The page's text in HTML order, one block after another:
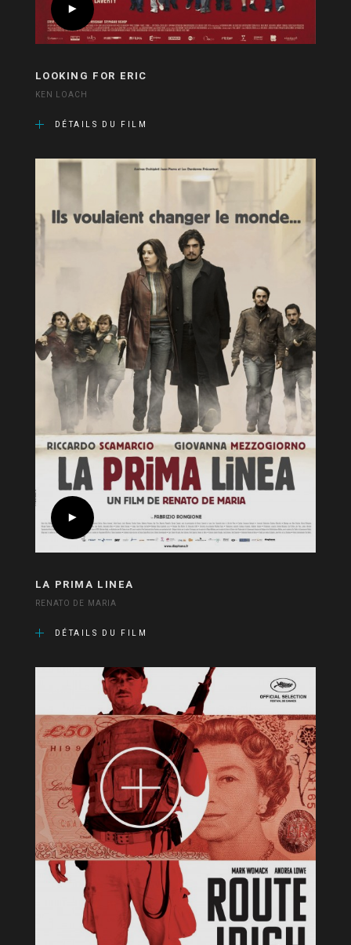
LOOKING FOR ERIC
KEN LOACH
DÉTAILS DU FILM
LA PRIMA LINEA
RENATO DE MARIA
DÉTAILS DU FILM